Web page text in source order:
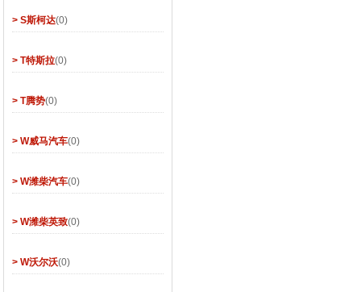
> S斯柯达(0)
> T特斯拉(0)
> T腾势(0)
> W威马汽车(0)
> W潍柴汽车(0)
> W潍柴英致(0)
> W沃尔沃(0)